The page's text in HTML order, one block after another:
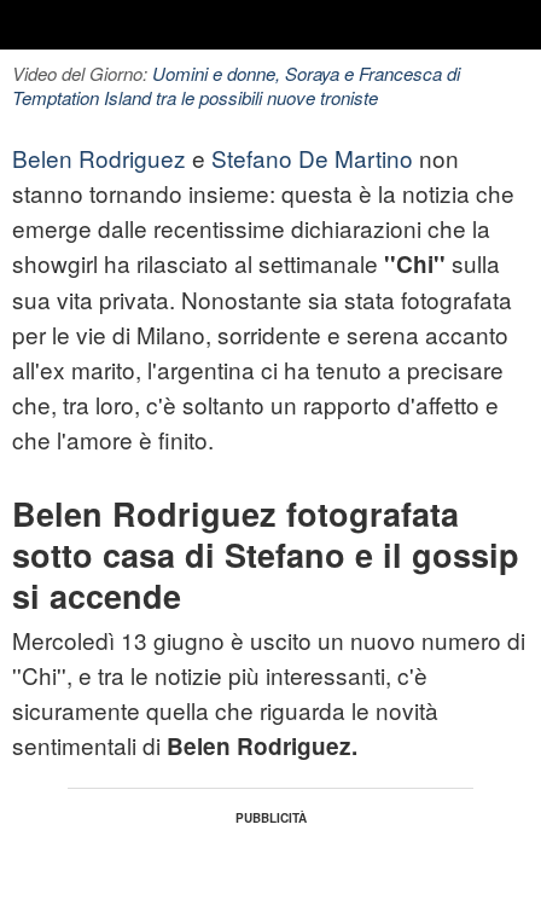
Video del Giorno: Uomini e donne, Soraya e Francesca di
Temptation Island tra le possibili nuove troniste
Belen Rodriguez e Stefano De Martino non
stanno tornando insieme: questa è la notizia che
emerge dalle recentissime dichiarazioni che la
showgirl ha rilasciato al settimanale ''Chi'' sulla
sua vita privata. Nonostante sia stata fotografata
per le vie di Milano, sorridente e serena accanto
all'ex marito, l'argentina ci ha tenuto a precisare
che, tra loro, c'è soltanto un rapporto d'affetto e
che l'amore è finito.
Belen Rodriguez fotografata
sotto casa di Stefano e il gossip
si accende
Mercoledì 13 giugno è uscito un nuovo numero di
''Chi'', e tra le notizie più interessanti, c'è
sicuramente quella che riguarda le novità
sentimentali di Belen Rodriguez.